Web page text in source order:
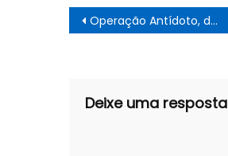
Navegação
de
Operação Antídoto, da Polícia Federal, investiga contratos da PCR referentes à pandemia
Deixe uma resposta